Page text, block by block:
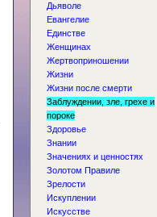
Дьяволе
Евангелие
Единстве
Женщинах
Жертвоприношении
Жизни
Жизни после смерти
Заблуждении, зле, грехе и
пороке
Здоровье
Знании
Значениях и ценностях
Золотом Правиле
Зрелости
Искуплении
Искусстве